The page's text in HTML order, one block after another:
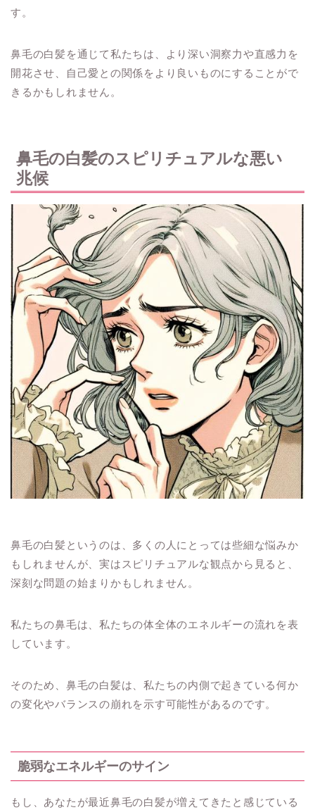
す。
鼻毛の白髪を通じて私たちは、より深い洞察力や直感力を
開花させ、自己愛との関係をより良いものにすることがで
きるかもしれません。
鼻毛の白髪のスピリチュアルな悪い
兆候
鼻毛の白髪というのは、多くの人にとっては些細な悩みか
もしれませんが、実はスピリチュアルな観点から見ると、
深刻な問題の始まりかもしれません。
私たちの鼻毛は、私たちの体全体のエネルギーの流れを表
しています。
そのため、鼻毛の白髪は、私たちの内側で起きている何か
の変化やバランスの崩れを示す可能性があるのです。
脆弱なエネルギーのサイン
もし、あなたが最近鼻毛の白髪が増えてきたと感じている